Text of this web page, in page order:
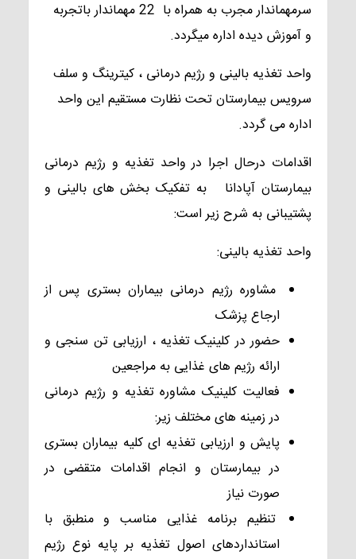
سرمهماندار مجرب به همراه با 22 مهماندار باتجربه
و آموزش دیده اداره میگردد.
واحد تغذیه بالینی و رژیم درمانی ، کیترینگ و سلف
سرویس بیمارستان تحت نظارت مستقیم این واحد
اداره می گردد.
اقدامات درحال اجرا در واحد تغذیه و رژیم درمانی
بیمارستان آپادانا
به تفکیک بخش های بالینی و
پشتیبانی به شرح زیر است:
واحد تغذیه بالینی:
مشاوره رژیم درمانی بیماران بستری پس از
ارجاع پزشک
حضور در کلینیک تغذیه ، ارزیابی تن سنجی و
ارائه رژیم های غذایی به مراجعین
فعالیت کلینیک مشاوره تغذیه و رژیم درمانی
در زمینه های مختلف زیر:
پایش و ارزیابی تغذیه ای کلیه بیماران بستری
در بیمارستان و انجام اقدامات متقضی در
صورت نیاز
تنظیم برنامه غذایی مناسب و منطبق با
استانداردهای اصول تغذیه بر پایه نوع رژیم